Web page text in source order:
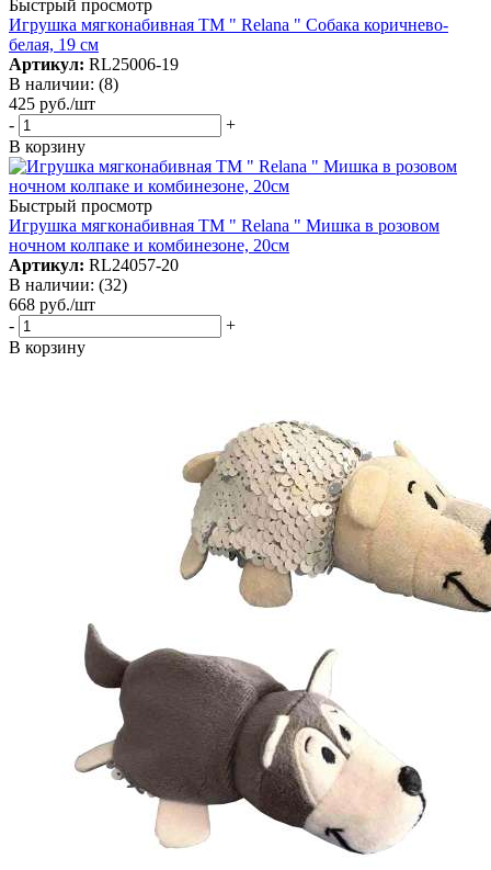
Быстрый просмотр
Игрушка мягконабивная TM " Relana " Собака коричнево-
белая, 19 см
Артикул: RL25006-19
В наличии: (8)
425 руб./шт
-
+
В корзину
Быстрый просмотр
Игрушка мягконабивная TM " Relana " Мишка в розовом
ночном колпаке и комбинезоне, 20см
Артикул: RL24057-20
В наличии: (32)
668 руб./шт
-
+
В корзину